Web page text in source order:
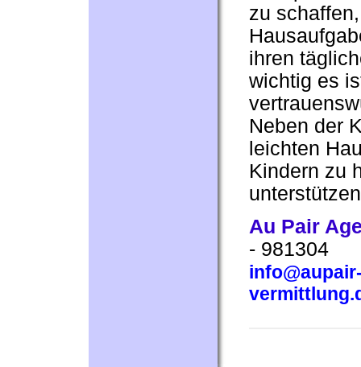
zu
ihren
wichtig es
Neben der
leichten
Kindern zu
Au Pair
- 981304